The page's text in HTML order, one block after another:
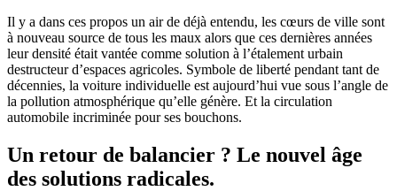
Il y a dans ces propos un air de déjà entendu, les cœurs de ville sont
à nouveau source de tous les maux alors que ces dernières années
leur densité était vantée comme solution à l’étalement urbain
destructeur d’espaces agricoles. Symbole de liberté pendant tant de
décennies, la voiture individuelle est aujourd’hui vue sous l’angle de
la pollution atmosphérique qu’elle génère. Et la circulation
automobile incriminée pour ses bouchons.
Un retour de balancier ? Le nouvel âge
des solutions radicales.